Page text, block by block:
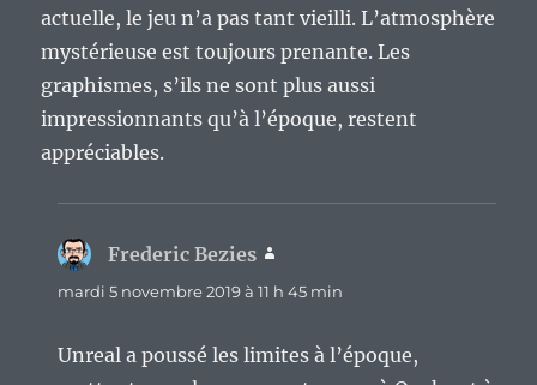
actuelle, le jeu n’a pas tant vieilli. L’atmosphère
mystérieuse est toujours prenante. Les
graphismes, s’ils ne sont plus aussi
impressionnants qu’à l’époque, restent
appréciables.
Frederic Bezies
mardi 5 novembre 2019 à 11 h 45 min
Unreal a poussé les limites à l’époque,